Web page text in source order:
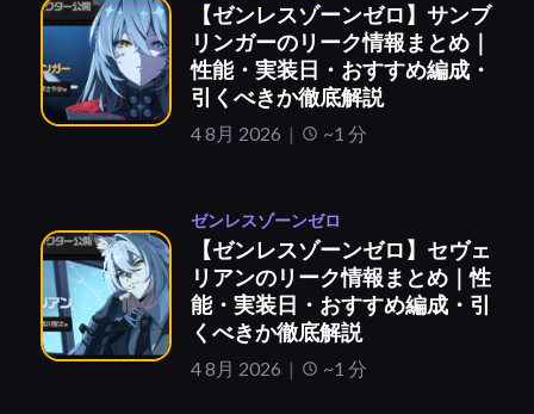
【ゼンレスゾーンゼロ】サンブ
リンガーのリーク情報まとめ｜
性能・実装日・おすすめ編成・
引くべきか徹底解説
4 8月 2026 ~1 分
ゼンレスゾーンゼロ
【ゼンレスゾーンゼロ】セヴェ
リアンのリーク情報まとめ｜性
能・実装日・おすすめ編成・引
くべきか徹底解説
4 8月 2026 ~1 分